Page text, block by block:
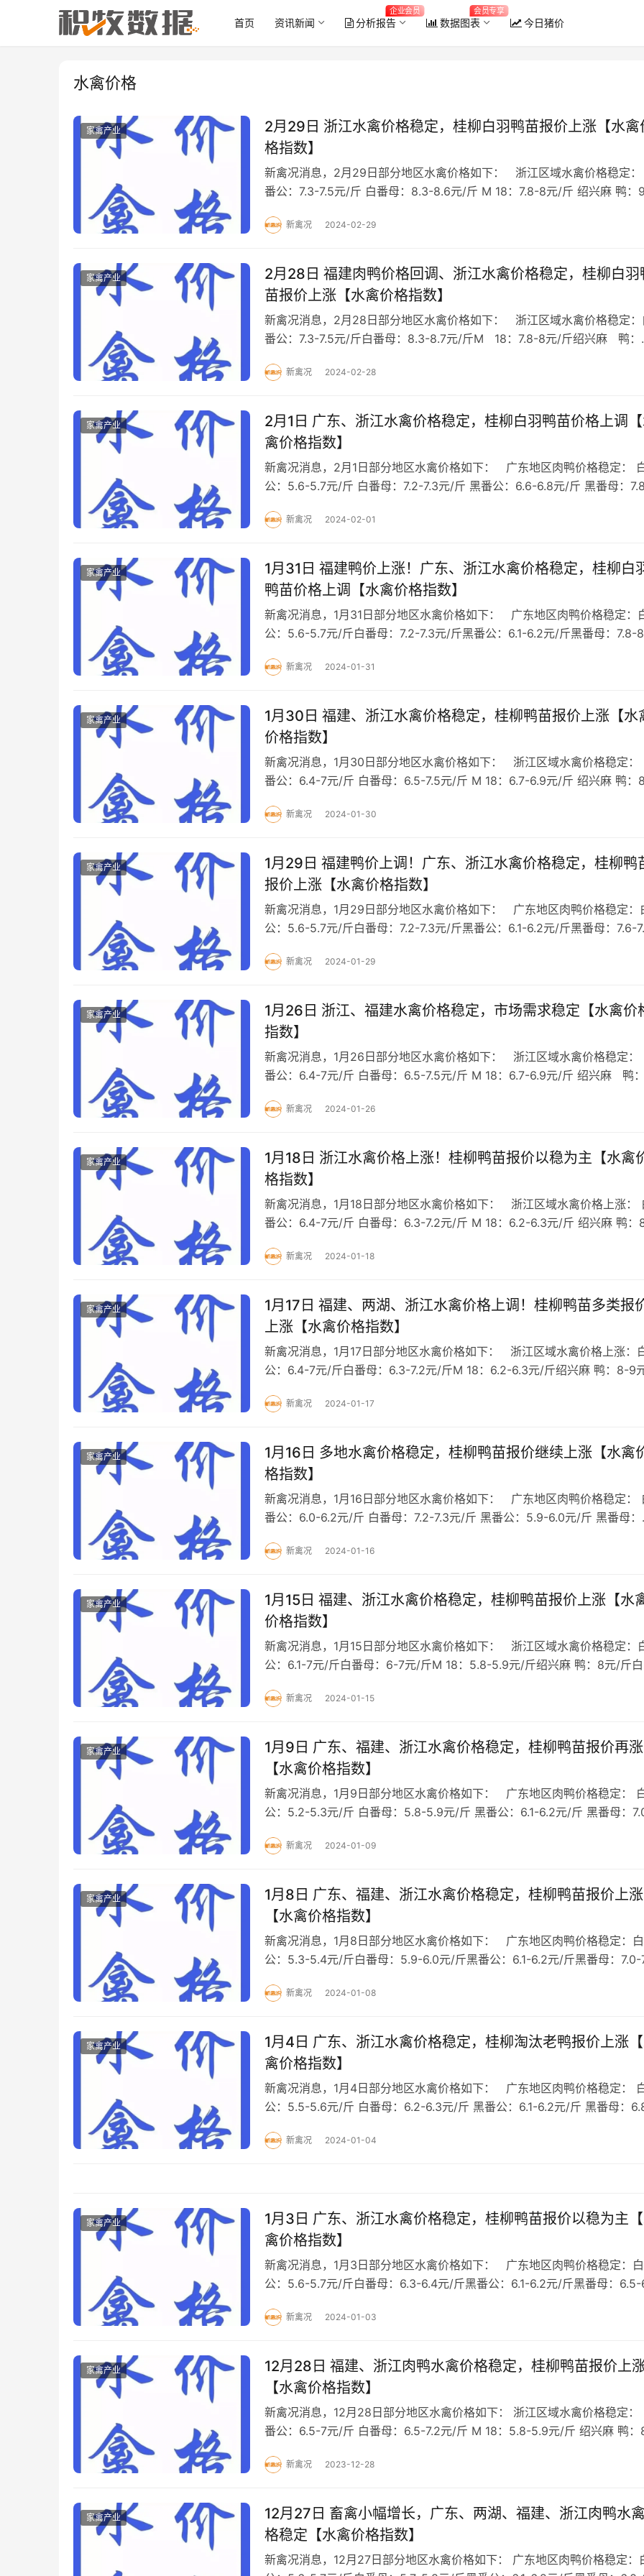
首页 资讯新闻 分析报告
企业会员
数据图表
会员专享
今日猪价
水禽价格
家禽产业
2月29日 浙江水禽价格稳定，桂柳白羽鸭苗报价上涨【水禽
格指数】
新禽况消息，2月29日部分地区水禽价格如下： 浙江区域水禽价格稳定：
番公：7.3-7.5元/斤 白番母：8.3-8.6元/斤 M 18：7.8-8元/斤 绍兴麻 鸭：
新禽况 2024-02-29
家禽产业
2月28日 福建肉鸭价格回调、浙江水禽价格稳定，桂柳白羽
苗报价上涨【水禽价格指数】
新禽况消息，2月28日部分地区水禽价格如下： 浙江区域水禽价格稳定：
番公：7.3-7.5元/斤白番母：8.3-8.7元/斤M 18：7.8-8元/斤绍兴麻 鸭：
新禽况 2024-02-28
家禽产业
2月1日 广东、浙江水禽价格稳定，桂柳白羽鸭苗价格上调
禽价格指数】
新禽况消息，2月1日部分地区水禽价格如下： 广东地区肉鸭价格稳定：
公：5.6-5.7元/斤 白番母：7.2-7.3元/斤 黑番公：6.6-6.8元/斤 黑番母：
新禽况 2024-02-01
家禽产业
1月31日 福建鸭价上涨！广东、浙江水禽价格稳定，桂柳白
鸭苗价格上调【水禽价格指数】
新禽况消息，1月31日部分地区水禽价格如下： 广东地区肉鸭价格稳定：
公：5.6-5.7元/斤白番母：7.2-7.3元/斤黑番公：6.1-6.2元/斤黑番母：7.8-
新禽况 2024-01-31
家禽产业
1月30日 福建、浙江水禽价格稳定，桂柳鸭苗报价上涨【水
价格指数】
新禽况消息，1月30日部分地区水禽价格如下： 浙江区域水禽价格稳定：
番公：6.4-7元/斤 白番母：6.5-7.5元/斤 M 18：6.7-6.9元/斤 绍兴麻 鸭：
新禽况 2024-01-30
家禽产业
1月29日 福建鸭价上调！广东、浙江水禽价格稳定，桂柳鸭
报价上涨【水禽价格指数】
新禽况消息，1月29日部分地区水禽价格如下： 广东地区肉鸭价格稳定：
公：5.6-5.7元/斤白番母：7.2-7.3元/斤黑番公：6.1-6.2元/斤黑番母：7.6-
新禽况 2024-01-29
家禽产业
1月26日 浙江、福建水禽价格稳定，市场需求稳定【水禽价
指数】
新禽况消息，1月26日部分地区水禽价格如下： 浙江区域水禽价格稳定：
番公：6.4-7元/斤 白番母：6.5-7.5元/斤 M 18：6.7-6.9元/斤 绍兴麻 鸭
新禽况 2024-01-26
家禽产业
1月18日 浙江水禽价格上涨！桂柳鸭苗报价以稳为主【水禽
格指数】
新禽况消息，1月18日部分地区水禽价格如下： 浙江区域水禽价格上涨：
番公：6.4-7元/斤 白番母：6.3-7.2元/斤 M 18：6.2-6.3元/斤 绍兴麻 鸭：
新禽况 2024-01-18
家禽产业
1月17日 福建、两湖、浙江水禽价格上调！桂柳鸭苗多类报
上涨【水禽价格指数】
新禽况消息，1月17日部分地区水禽价格如下： 浙江区域水禽价格上涨：
公：6.4-7元/斤白番母：6.3-7.2元/斤M 18：6.2-6.3元/斤绍兴麻 鸭：8-9
新禽况 2024-01-17
家禽产业
1月16日 多地水禽价格稳定，桂柳鸭苗报价继续上涨【水禽
格指数】
新禽况消息，1月16日部分地区水禽价格如下： 广东地区肉鸭价格稳定：
番公：6.0-6.2元/斤 白番母：7.2-7.3元/斤 黑番公：5.9-6.0元/斤 黑番母：
新禽况 2024-01-16
家禽产业
1月15日 福建、浙江水禽价格稳定，桂柳鸭苗报价上涨【水
价格指数】
新禽况消息，1月15日部分地区水禽价格如下： 浙江区域水禽价格稳定：
公：6.1-7元/斤白番母：6-7元/斤M 18：5.8-5.9元/斤绍兴麻 鸭：8元/斤白
新禽况 2024-01-15
家禽产业
1月9日 广东、福建、浙江水禽价格稳定，桂柳鸭苗报价再涨
【水禽价格指数】
新禽况消息，1月9日部分地区水禽价格如下： 广东地区肉鸭价格稳定：
公：5.2-5.3元/斤 白番母：5.8-5.9元/斤 黑番公：6.1-6.2元/斤 黑番母：
新禽况 2024-01-09
家禽产业
1月8日 广东、福建、浙江水禽价格稳定，桂柳鸭苗报价上涨
【水禽价格指数】
新禽况消息，1月8日部分地区水禽价格如下： 广东地区肉鸭价格稳定：
公：5.3-5.4元/斤白番母：5.9-6.0元/斤黑番公：6.1-6.2元/斤黑番母：7.0-
新禽况 2024-01-08
家禽产业
1月4日 广东、浙江水禽价格稳定，桂柳淘汰老鸭报价上涨
禽价格指数】
新禽况消息，1月4日部分地区水禽价格如下： 广东地区肉鸭价格稳定：
公：5.5-5.6元/斤 白番母：6.2-6.3元/斤 黑番公：6.1-6.2元/斤 黑番母：
新禽况 2024-01-04
家禽产业
1月3日 广东、浙江水禽价格稳定，桂柳鸭苗报价以稳为主
禽价格指数】
新禽况消息，1月3日部分地区水禽价格如下： 广东地区肉鸭价格稳定：
公：5.6-5.7元/斤白番母：6.3-6.4元/斤黑番公：6.1-6.2元/斤黑番母：6.5-
新禽况 2024-01-03
家禽产业
12月28日 福建、浙江肉鸭水禽价格稳定，桂柳鸭苗报价上
【水禽价格指数】
新禽况消息，12月28日部分地区水禽价格如下： 浙江区域水禽价格稳定：
番公：6.5-7元/斤 白番母：6.5-7.2元/斤 M 18：5.8-5.9元/斤 绍兴麻 鸭：
新禽况 2023-12-28
家禽产业
12月27日 畜禽小幅增长，广东、两湖、福建、浙江肉鸭水
格稳定【水禽价格指数】
新禽况消息，12月27日部分地区水禽价格如下： 广东地区肉鸭价格稳定：